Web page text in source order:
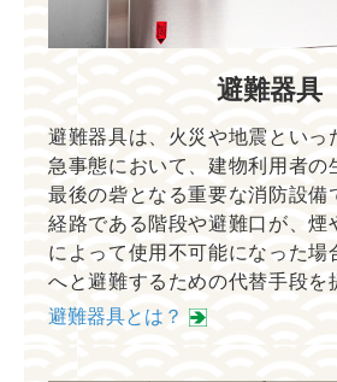
避難器具
避難器具は、火災や地震といっ
急事態において、建物利用者の
最後の砦となる重要な消防設備
経路である階段や避難口が、煙
によって使用不可能になった場
へと避難するための代替手段を
避難器具とは？